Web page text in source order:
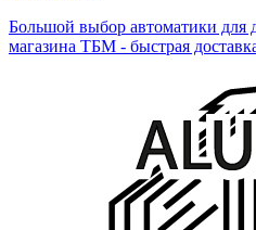
Большой выбор автоматики для
магазина ТБМ - быстрая